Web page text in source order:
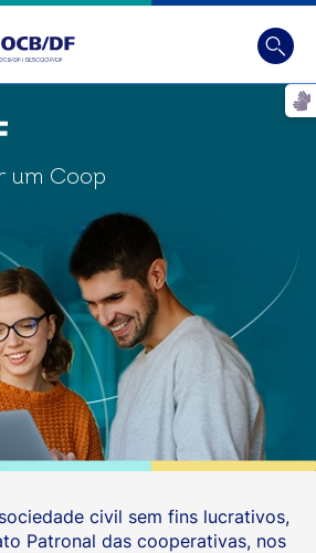
Busca
um Coop
civil sem fins lucrativos,
Patronal das cooperativas, nos